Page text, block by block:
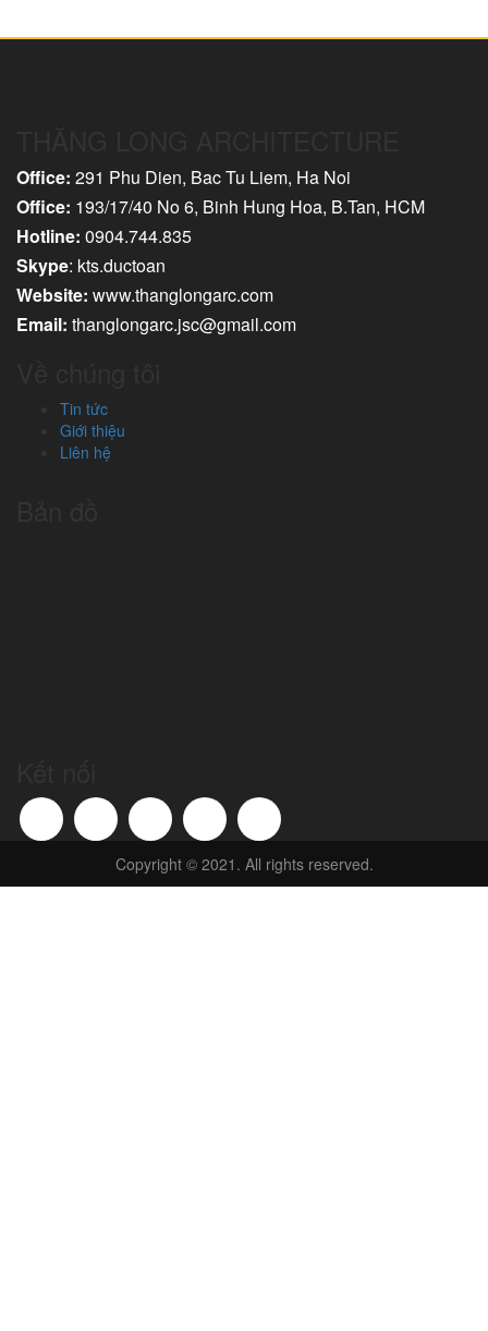
Office: 291 Phu Dien, Bac Tu Liem, Ha Noi
Office: 193/17/40 No 6, Binh Hung Hoa, B.Tan, HCM
Hotline: 0904.744.835
Skype: kts.ductoan
Website: www.thanglongarc.com
Email: thanglongarc.jsc@gmail.com
Tin tức
Giới thiệu
Liên hệ
Copyright © 2021. All rights reserved.